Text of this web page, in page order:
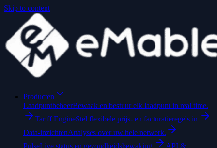
Skip to content
Producten
LaadpuntbeheerBewaak en bestuur elk laadpunt in real time.
Tariff EngineStel flexibele prijs- en facturatieregels in.
Data-inzichtenAnalyses over uw hele netwerk.
PulseLive status en gezondheidsbewaking.
API &